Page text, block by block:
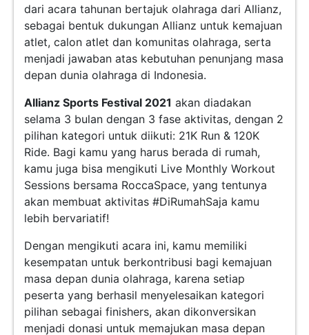
dari acara tahunan bertajuk olahraga dari Allianz,
sebagai bentuk dukungan Allianz untuk kemajuan
atlet, calon atlet dan komunitas olahraga, serta
menjadi jawaban atas kebutuhan penunjang masa
depan dunia olahraga di Indonesia.
Allianz Sports Festival 2021 akan diadakan
selama 3 bulan dengan 3 fase aktivitas, dengan 2
pilihan kategori untuk diikuti: 21K Run & 120K
Ride. Bagi kamu yang harus berada di rumah,
kamu juga bisa mengikuti Live Monthly Workout
Sessions bersama RoccaSpace, yang tentunya
akan membuat aktivitas #DiRumahSaja kamu
lebih bervariatif!
Dengan mengikuti acara ini, kamu memiliki
kesempatan untuk berkontribusi bagi kemajuan
masa depan dunia olahraga, karena setiap
peserta yang berhasil menyelesaikan kategori
pilihan sebagai finishers, akan dikonversikan
menjadi donasi untuk memajukan masa depan